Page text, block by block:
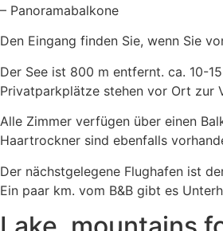
– Panoramabalkone
Den Eingang finden Sie, wenn Sie
Der See ist 800 m entfernt. ca. 10-
Privatparkplätze stehen vor Ort zur
Alle Zimmer verfügen über einen
Haartrockner sind ebenfalls
Der nächstgelegene Flughafen ist
Ein paar km. vom B&B gibt es